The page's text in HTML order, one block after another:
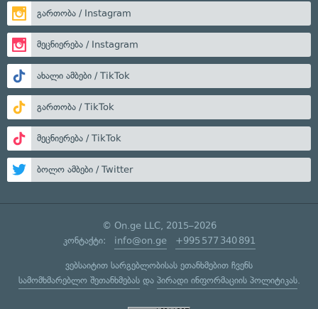
გართობა / Instagram
მეცნიერება / Instagram
ახალი ამბები / TikTok
გართობა / TikTok
მეცნიერება / TikTok
ბოლო ამბები / Twitter
© On.ge LLC, 2015–2026
კონტაქტი: info@on.ge +995 577 340 891
ვებსაიტით სარგებლობისას ეთანხმებით ჩვენს
სამომხმარებლო შეთანხმებასდა პირადი ინფორმაციის პოლიტიკას.